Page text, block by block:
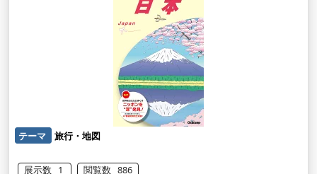
テーマ 旅行・地図
展示数 1 閲覧数 886